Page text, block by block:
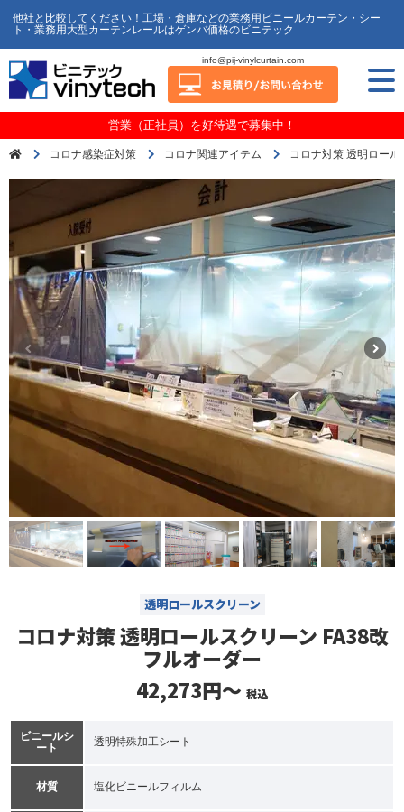
他社と比較してください！工場・倉庫などの業務用ビニールカーテン・シー
ト・業務用大型カーテンレールはゲンバ価格のビニテック
info@pij-vinylcurtain.com
営業（正社員）を好待遇で募集中！
コロナ感染症対策 コロナ関連アイテム コロナ対策 透明ロー
透明ロールスクリーン
コロナ対策 透明ロールスクリーン FA38改
フルオーダー
42,273円～ 税込
ビニールシ
ート
透明特殊加工シート
材質 塩化ビニールフィルム